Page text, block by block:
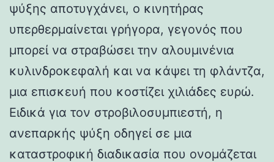
ψύξης αποτυγχάνει, ο κινητήρας
υπερθερμαίνεται γρήγορα, γεγονός που
μπορεί να στραβώσει την αλουμινένια
κυλινδροκεφαλή και να κάψει τη φλάντζα,
μια επισκευή που κοστίζει χιλιάδες ευρώ.
Ειδικά για τον στροβιλοσυμπιεστή, η
ανεπαρκής ψύξη οδηγεί σε μια
καταστροφική διαδικασία που ονομάζεται